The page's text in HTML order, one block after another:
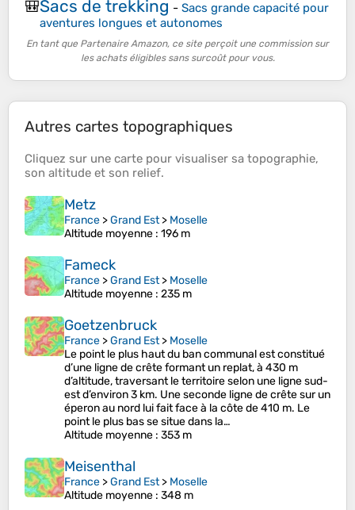
🎒Sacs de trekking - Sacs grande capacité pour
aventures longues et autonomes
En tant que Partenaire Amazon, ce site perçoit une commission sur
les achats éligibles sans surcoût pour vous.
Autres cartes topographiques
Cliquez sur une carte pour visualiser sa topographie,
son altitude et son relief.
Metz
France >Grand Est> Moselle
Altitude moyenne : 196 m
Fameck
France >Grand Est> Moselle
Altitude moyenne : 235 m
Goetzenbruck
France >Grand Est> Moselle
Le point le plus haut du ban communal est constitué
d’une ligne de crête formant un replat, à 430 m
d’altitude, traversant le territoire selon une ligne sud-
est d’environ 3 km. Une seconde ligne de crête sur un
éperon au nord lui fait face à la côte de 410 m. Le
point le plus bas se situe dans la…
Altitude moyenne : 353 m
Meisenthal
France >Grand Est> Moselle
Altitude moyenne : 348 m